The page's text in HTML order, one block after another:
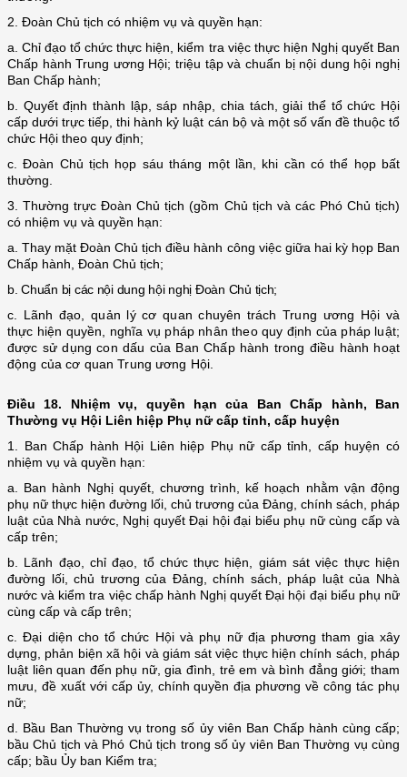
2. Đoàn Chủ tịch có nhiệm vụ và quyền hạn:
a. Chỉ đạo tổ chức thực hiện, kiểm tra việc thực hiện Nghị quyết Ban
Chấp hành Trung ương Hội; triệu tập và chuẩn bị nội dung hội nghị
Ban Chấp hành;
b. Quyết định thành lập, sáp nhập, chia tách, giải thể tổ chức Hội
cấp dưới trực tiếp, thi hành kỷ luật cán bộ và một số vấn đề thuộc tổ
chức Hội theo quy định;
c. Đoàn Chủ tịch họp sáu tháng một lần, khi cần có thể họp bất
thường.
3. Thường trực Đoàn Chủ tịch (gồm Chủ tịch và các Phó Chủ tịch)
có nhiệm vụ và quyền hạn:
a. Thay mặt Đoàn Chủ tịch điều hành công việc giữa hai kỳ họp Ban
Chấp hành, Đoàn Chủ tịch;
b. Chuẩn bị các nội dung hội nghị Đoàn Chủ tịch;
c. Lãnh đạo, quản lý cơ quan chuyên trách Trung ương Hội và
thực hiện quyền, nghĩa vụ pháp nhân theo quy định của pháp luật;
được sử dụng con dấu của Ban Chấp hành trong điều hành hoạt
động của cơ quan Trung ương Hội.
Điều 18. Nhiệm vụ, quyền hạn của Ban Chấp hành, Ban
Thường vụ Hội Liên hiệp Phụ nữ cấp tỉnh, cấp huyện
1. Ban Chấp hành Hội Liên hiệp Phụ nữ cấp tỉnh, cấp huyện có
nhiệm vụ và quyền hạn:
a. Ban hành Nghị quyết, chương trình, kế hoạch nhằm vận động
phụ nữ thực hiện đường lối, chủ trương của Đảng, chính sách, pháp
luật của Nhà nước, Nghị quyết Đại hội đại biểu phụ nữ cùng cấp và
cấp trên;
b. Lãnh đạo, chỉ đạo, tổ chức thực hiện, giám sát việc thực hiện
đường lối, chủ trương của Đảng, chính sách, pháp luật của Nhà
nước và kiểm tra việc chấp hành Nghị quyết Đại hội đại biểu phụ nữ
cùng cấp và cấp trên;
c. Đại diện cho tổ chức Hội và phụ nữ địa phương tham gia xây
dựng, phản biện xã hội và giám sát việc thực hiện chính sách, pháp
luật liên quan đến phụ nữ, gia đình, trẻ em và bình đẳng giới; tham
mưu, đề xuất với cấp ủy, chính quyền địa phương về công tác phụ
nữ;
d. Bầu Ban Thường vụ trong số ủy viên Ban Chấp hành cùng cấp;
bầu Chủ tịch và Phó Chủ tịch trong số ủy viên Ban Thường vụ cùng
cấp; bầu Ủy ban Kiểm tra;